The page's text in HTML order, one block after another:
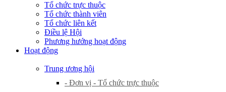
Tổ chức trực thuộc
Tổ chức thành viên
Tổ chức liên kết
Điều lệ Hội
Phương hướng hoạt động
Hoạt động
Trung ương hội
- Đơn vị - Tổ chức trực thuộc